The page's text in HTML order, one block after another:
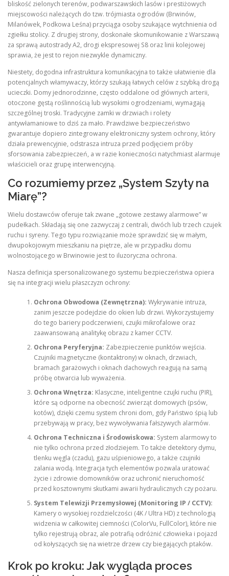
bliskość zielonych terenów, podwarszawskich lasów i prestiżowych
miejscowości należących do tzw. trójmiasta ogrodów (Brwinów,
Milanówek, Podkowa Leśna) przyciąga osoby szukające wytchnienia od
zgiełku stolicy. Z drugiej strony, doskonałe skomunikowanie z Warszawą
za sprawą autostrady A2, drogi ekspresowej S8 oraz linii kolejowej
sprawia, że jest to rejon niezwykle dynamiczny.
Niestety, dogodna infrastruktura komunikacyjna to także ułatwienie dla
potencjalnych włamywaczy, którzy szukają łatwych celów z szybką drogą
ucieczki. Domy jednorodzinne, często oddalone od głównych arterii,
otoczone gęstą roślinnością lub wysokimi ogrodzeniami, wymagają
szczególnej troski. Tradycyjne zamki w drzwiach i rolety
antywłamaniowe to dziś za mało. Prawdziwe bezpieczeństwo
gwarantuje dopiero zintegrowany elektroniczny system ochrony, który
działa prewencyjnie, odstrasza intruza przed podjęciem próby
sforsowania zabezpieczeń, a w razie konieczności natychmiast alarmuje
właścicieli oraz grupę interwencyjną.
Co rozumiemy przez „System Szyty na
Miarę”?
Wielu dostawców oferuje tak zwane „gotowe zestawy alarmowe” w
pudełkach. Składają się one zazwyczaj z centrali, dwóch lub trzech czujek
ruchu i syreny. Tego typu rozwiązanie może sprawdzić się w małym,
dwupokojowym mieszkaniu na piętrze, ale w przypadku domu
wolnostojącego w Brwinowie jest to iluzoryczna ochrona.
Nasza definicja spersonalizowanego systemu bezpieczeństwa opiera
się na integracji wielu płaszczyzn ochrony:
Ochrona Obwodowa (Zewnętrzna): Wykrywanie intruza,
zanim jeszcze podejdzie do okien lub drzwi. Wykorzystujemy
do tego bariery podczerwieni, czujki mikrofalowe oraz
zaawansowaną analitykę obrazu z kamer CCTV.
Ochrona Peryferyjna: Zabezpieczenie punktów wejścia.
Czujniki magnetyczne (kontaktrony) w oknach, drzwiach,
bramach garażowych i oknach dachowych reagują na samą
próbę otwarcia lub wyważenia.
Ochrona Wnętrza: Klasyczne, inteligentne czujki ruchu (PIR),
które są odporne na obecność zwierząt domowych (psów,
kotów), dzięki czemu system chroni dom, gdy Państwo śpią lub
przebywają w pracy, bez wywoływania fałszywych alarmów.
Ochrona Techniczna i Środowiskowa: System alarmowy to
nie tylko ochrona przed złodziejem. To także detektory dymu,
tlenku węgla (czadu), gazu uśpieniowego, a także czujniki
zalania wodą. Integracja tych elementów pozwala uratować
życie i zdrowie domowników oraz uchronić nieruchomość
przed kosztownymi skutkami awarii hydraulicznych czy pożaru.
System Telewizji Przemysłowej (Monitoring IP / CCTV):
Kamery o wysokiej rozdzielczości (4K / Ultra HD) z technologią
widzenia w całkowitej ciemności (ColorVu, FullColor), które nie
tylko rejestrują obraz, ale potrafią odróżnić człowieka i pojazd
od kołyszących się na wietrze drzew czy biegających ptaków.
Krok po kroku: Jak wygląda proces